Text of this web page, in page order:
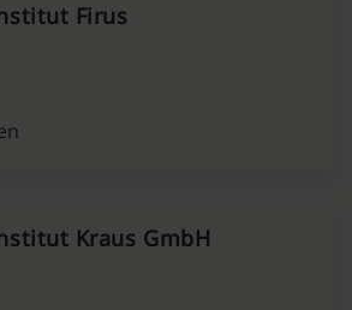
Firus
Kraus GmbH